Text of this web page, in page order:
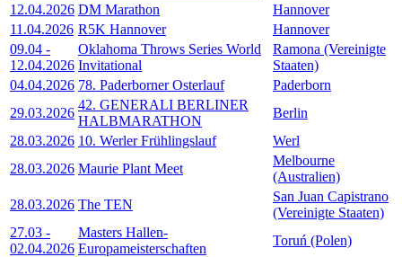
12.04.2026 DM Marathon
Hannover
11.04.2026 R5K Hannover
Hannover
09.04 -
12.04.2026
Oklahoma Throws Series World
Invitational
Ramona (Vereinigte
Staaten)
04.04.2026 78. Paderborner Osterlauf
Paderborn
29.03.2026
42. GENERALI BERLINER
HALBMARATHON
Berlin
28.03.2026 10. Werler Frühlingslauf
Werl
28.03.2026 Maurie Plant Meet
Melbourne
(Australien)
28.03.2026 The TEN
San Juan Capistrano
(Vereinigte Staaten)
27.03 -
02.04.2026
Masters Hallen-
Europameisterschaften
Toruń (Polen)